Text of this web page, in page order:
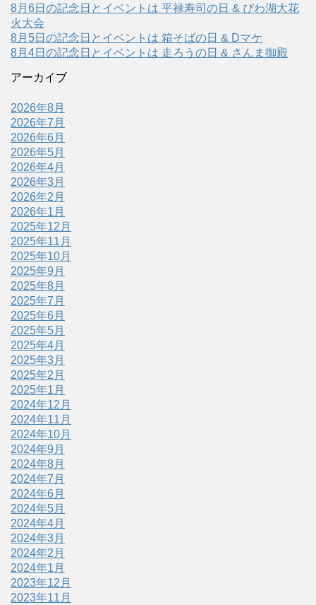
8月6日の記念日とイベントは 平禄寿司の日 & びわ湖大花
火大会
8月5日の記念日とイベントは 箱そばの日 & Dマケ
8月4日の記念日とイベントは 走ろうの日 & さんま御殿
アーカイブ
2026年8月
2026年7月
2026年6月
2026年5月
2026年4月
2026年3月
2026年2月
2026年1月
2025年12月
2025年11月
2025年10月
2025年9月
2025年8月
2025年7月
2025年6月
2025年5月
2025年4月
2025年3月
2025年2月
2025年1月
2024年12月
2024年11月
2024年10月
2024年9月
2024年8月
2024年7月
2024年6月
2024年5月
2024年4月
2024年3月
2024年2月
2024年1月
2023年12月
2023年11月